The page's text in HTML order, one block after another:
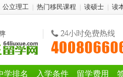
公立理工 热门移民课程 读硕士 读
学排名 入学条件 留学费用